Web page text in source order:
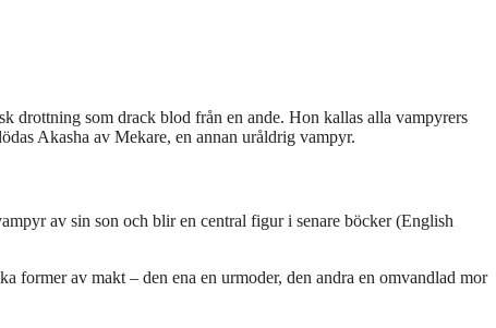
drottning som drack blod från en ande. Hon kallas alla vampyrers
Akasha av Mekare, en annan uråldrig vampyr.
av sin son och blir en central figur i senare böcker (English
former av makt – den ena en urmoder, den andra en omvandlad mor